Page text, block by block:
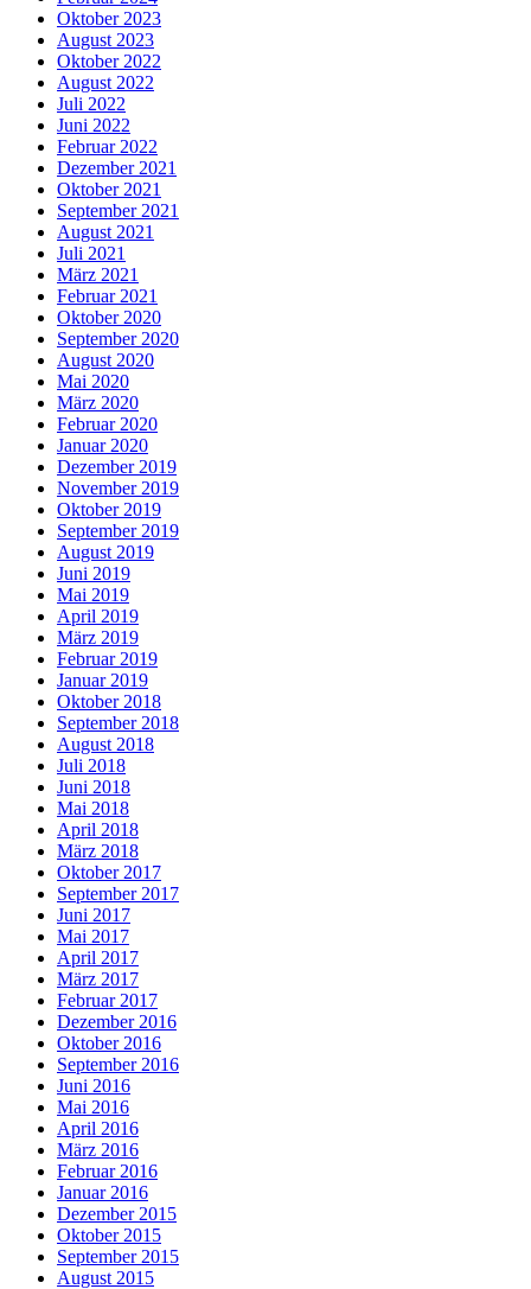
Oktober 2023
August 2023
Oktober 2022
August 2022
Juli 2022
Juni 2022
Februar 2022
Dezember 2021
Oktober 2021
September 2021
August 2021
Juli 2021
März 2021
Februar 2021
Oktober 2020
September 2020
August 2020
Mai 2020
März 2020
Februar 2020
Januar 2020
Dezember 2019
November 2019
Oktober 2019
September 2019
August 2019
Juni 2019
Mai 2019
April 2019
März 2019
Februar 2019
Januar 2019
Oktober 2018
September 2018
August 2018
Juli 2018
Juni 2018
Mai 2018
April 2018
März 2018
Oktober 2017
September 2017
Juni 2017
Mai 2017
April 2017
März 2017
Februar 2017
Dezember 2016
Oktober 2016
September 2016
Juni 2016
Mai 2016
April 2016
März 2016
Februar 2016
Januar 2016
Dezember 2015
Oktober 2015
September 2015
August 2015